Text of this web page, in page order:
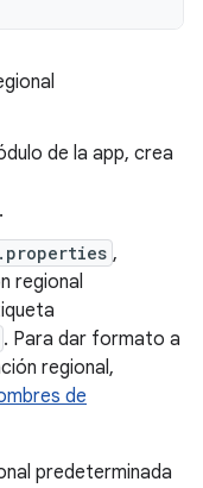
de la app, crea
.
,
regional
. Para dar formato a
regional,
de
predeterminada